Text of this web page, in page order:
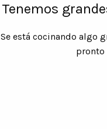
Tenemos
Se está cocinando algo
pronto